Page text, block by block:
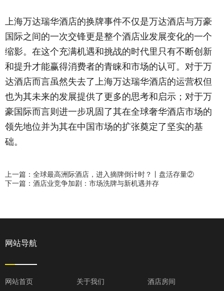
上海万达瑞华酒店的换牌事件不仅是万达酒店与万豪
国际之间的一次交锋更是整个酒店业发展变化的一个
缩影。在这个充满机遇和挑战的时代里只有不断创新
和提升才能赢得消费者的青睐和市场的认可。对于万
达酒店而言虽然失去了上海万达瑞华酒店的运营权但
也为其未来的发展提供了更多的思考和启示；对于万
豪国际而言则进一步巩固了其在全球奢华酒店市场的
领先地位并为其在中国市场的扩张奠定了坚实的基
础。
上一篇：全球最高洲际酒店，进入摘牌倒计时？丨盘活存量②
下一篇：酒店业竞争加剧：市场洗牌与新机遇并存
网站导航
网站首页 关于我们 酒店房间